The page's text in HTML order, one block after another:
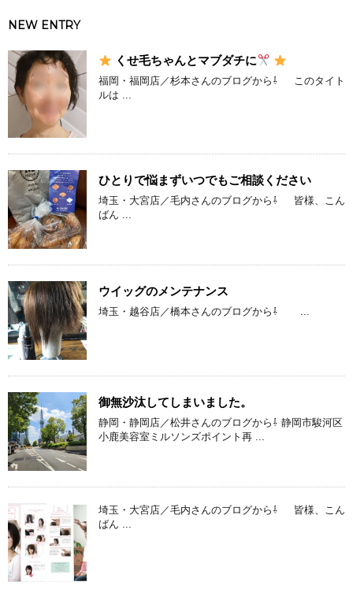
NEW ENTRY
くせ毛ちゃんとマブダチに
福岡・福岡店／杉本さんのブログから⇩ このタイト
ルは ...
ひとりで悩まずいつでもご相談ください
埼玉・大宮店／毛内さんのブログから⇩ 皆様、こん
ばん ...
ウイッグのメンテナンス
埼玉・越谷店／橋本さんのブログから⇩ ...
御無沙汰してしまいました。
静岡・静岡店／松井さんのブログから⇩ 静岡市駿河区
小鹿美容室ミルソンズポイント再 ...
埼玉・大宮店／毛内さんのブログから⇩ 皆様、こん
ばん ...